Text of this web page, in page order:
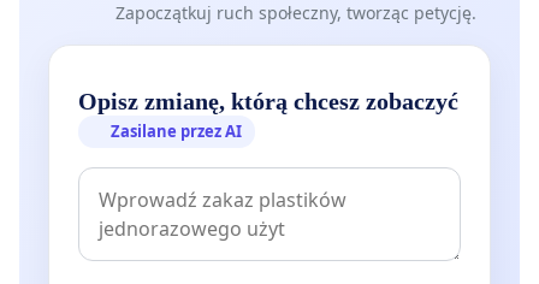
Zapoczątkuj ruch społeczny, tworząc petycję.
Opisz zmianę, którą chcesz zobaczyć
Zasilane przez AI